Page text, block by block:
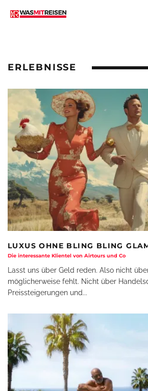
ERLEBNISSE
LUXUS OHNE BLING BLING
Die interessante Klientel von Airtours und Co
Lasst uns über Geld reden. Also nicht
möglicherweise fehlt. Nicht über
Preissteigerungen und...